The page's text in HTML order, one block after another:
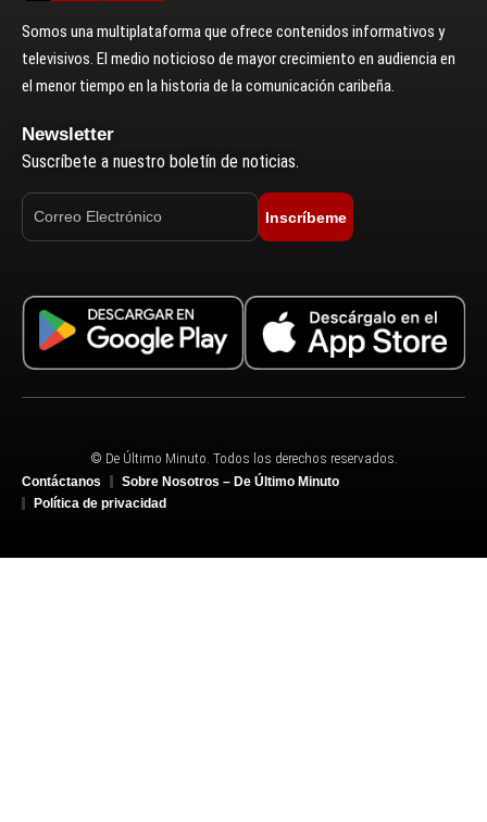
Somos una multiplataforma que ofrece contenidos informativos y
televisivos. El medio noticioso de mayor crecimiento en audiencia en
el menor tiempo en la historia de la comunicación caribeña.
Newsletter
Suscríbete a nuestro boletín de noticias.
Inscríbeme
© De Último Minuto. Todos los derechos reservados.
Contáctanos
Sobre Nosotros – De Último Minuto
Política de privacidad